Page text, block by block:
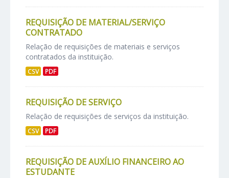
REQUISIÇÃO DE MATERIAL/SERVIÇO
CONTRATADO
Relação de requisições de materiais e serviços
contratados da instituição.
CSV PDF
REQUISIÇÃO DE SERVIÇO
Relação de requisições de serviços da instituição.
CSV PDF
REQUISIÇÃO DE AUXÍLIO FINANCEIRO AO
ESTUDANTE